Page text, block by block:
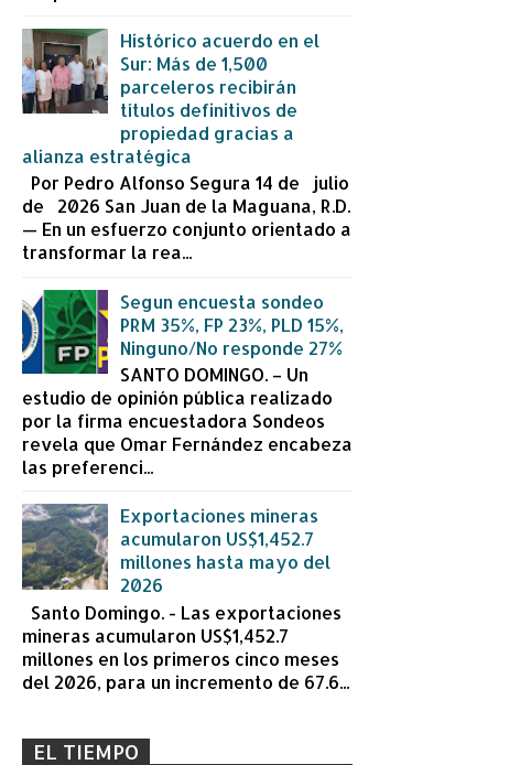
Histórico acuerdo en el
Sur: Más de 1,500
parceleros recibirán
títulos definitivos de
propiedad gracias a
alianza estratégica
Por Pedro Alfonso Segura 14 de julio
de 2026 San Juan de la Maguana, R.D.
— En un esfuerzo conjunto orientado a
transformar la rea...
Segun encuesta sondeo
PRM 35%, FP 23%, PLD 15%,
Ninguno/No responde 27%
SANTO DOMINGO. – Un
estudio de opinión pública realizado
por la firma encuestadora Sondeos
revela que Omar Fernández encabeza
las preferenci...
Exportaciones mineras
acumularon US$1,452.7
millones hasta mayo del
2026
Santo Domingo. - Las exportaciones
mineras acumularon US$1,452.7
millones en los primeros cinco meses
del 2026, para un incremento de 67.6...
EL TIEMPO